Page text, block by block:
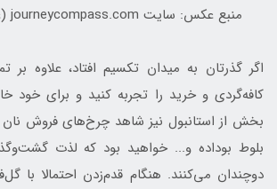
منبع عکس: سایت journeycompass.com (عکاس: ناشناس)
اگر گذرتان به میدان تکسیم افتاد، علاوه بر
کافه‌گردی و خرید را تجربه کنید و برای خود
بخش از استانبول نیز شاهد چرخ‌های فروش
بلوط بوداده و... خواهید بود که لذت
دوچندان می‌کنند. هنگام قدم‌زدن احتمالا با